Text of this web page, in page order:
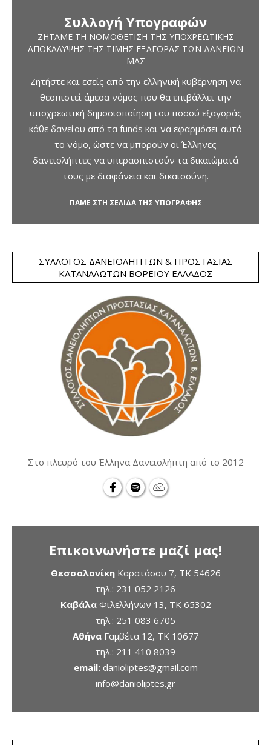
Συλλογή Υπογραφών
ΖΗΤΆΜΕ ΤΗ ΝΟΜΟΘΈΤΙΣΗ ΤΗΣ ΥΠΟΧΡΕΩΤΙΚΉΣ
ΑΠΟΚΆΛΥΨΗΣ ΤΗΣ ΤΙΜΉΣ ΕΞΑΓΟΡΆΣ ΤΩΝ ΔΑΝΕΊΩΝ
ΜΑΣ
Ζητήστε και εσείς από την ελληνική κυβέρνηση να
θεσπιστεί άμεσα νόμος που θα επιβάλλει την
υποχρεωτική δημοσιοποίηση του ποσού εξαγοράς
κάθε δανείου από τα funds και να εφαρμόσει αυτό
το νόμο, ώστε να μπορούν οι Έλληνες
δανειολήπτες να υπερασπιστούν τα δικαιώματά
τους με διαφάνεια και δικαιοσύνη.
ΠΑΜΕ ΣΤΗ ΣΕΛΙΔΑ ΤΗΣ ΥΠΟΓΡΑΦΗΣ
ΣΎΛΛΟΓΟΣ ΔΑΝΕΙΟΛΗΠΤΏΝ & ΠΡΟΣΤΑΣΊΑΣ
ΚΑΤΑΝΑΛΩΤΏΝ ΒΟΡΕΊΟΥ ΕΛΛΆΔΟΣ
Στο πλευρό του Έλληνα Δανειολήπτη από το 2012
Επικοινωνήστε μαζί μας!
ΘεσσαλονίκηΚαρατάσου 7, TK 54626
τηλ.: 231 052 2126
ΚαβάλαΦιλελλήνων 13, ΤΚ 65302
τηλ.: 251 083 6705
ΑθήναΓαμβέτα 12, ΤΚ 10677
τηλ.: 211 410 8039
email: danioliptes@gmail.com
info@danioliptes.gr